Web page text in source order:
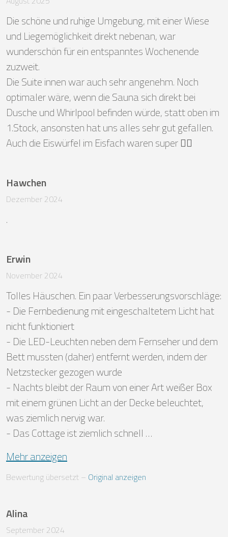
Die schöne und ruhige Umgebung, mit einer Wiese
und Liegemöglichkeit direkt nebenan, war
wunderschön für ein entspanntes Wochenende
zuzweit.
Die Suite innen war auch sehr angenehm. Noch
optimaler wäre, wenn die Sauna sich direkt bei
Dusche und Whirlpool befinden würde, statt oben im
1.Stock, ansonsten hat uns alles sehr gut gefallen.
Auch die Eiswürfel im Eisfach waren super 👍🏽
Hawchen
Dezember 2024
.
Erwin
November 2024
Tolles Häuschen. Ein paar Verbesserungsvorschläge:
- Die Fernbedienung mit eingeschaltetem Licht hat
nicht funktioniert
- Die LED-Leuchten neben dem Fernseher und dem
Bett mussten (daher) entfernt werden, indem der
Netzstecker gezogen wurde
- Nachts bleibt der Raum von einer Art weißer Box
mit einem grünen Licht an der Decke beleuchtet,
was ziemlich nervig war.
- Das Cottage ist ziemlich schnell …
Mehr anzeigen
Bewertung übersetzt – Original anzeigen
Alina
September 2024